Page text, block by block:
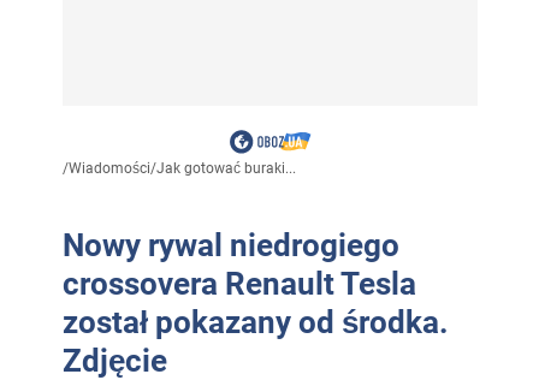
/Wiadomości/Jak gotować buraki...
Nowy rywal niedrogiego
crossovera Renault Tesla
został pokazany od środka.
Zdjęcie